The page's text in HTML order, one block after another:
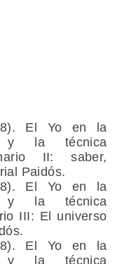
El Yo en la
y la técnica
II: saber,
Paidós.
El Yo en la
y la técnica
III: El universo
El Yo en la
y la técnica